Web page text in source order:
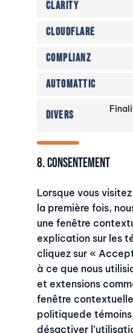
Clarity
CloudFlare
Complianz
Automattic
Divers
8. Consentement
Lorsque vous
la première fois,
une fenêtre
explication sur les
cliquez sur «
à ce que nous
et extensions
fenêtre
politiquede
désactiver